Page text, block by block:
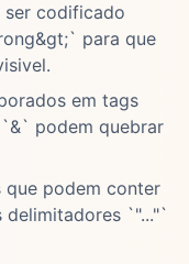
codificado
para que
em tags
podem quebrar
que podem conter
delimitadores `"..."`